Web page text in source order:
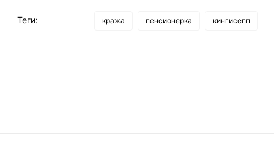
Теги: кража пенсионерка кингисепп